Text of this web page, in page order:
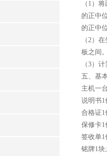
（1）
的正中
的正中
（2）
板之间
（3）
五、基
主机一
说明书1
合格证1
保修卡1
签收单1
铭牌1块;